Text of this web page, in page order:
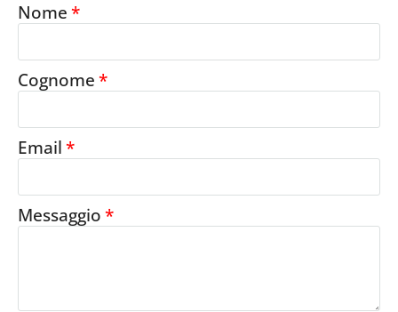
Nome
Cognome
Email
Messaggio